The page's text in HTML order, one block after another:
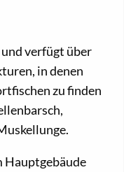
verfügt über
in denen
zu finden
Hauptgebäude